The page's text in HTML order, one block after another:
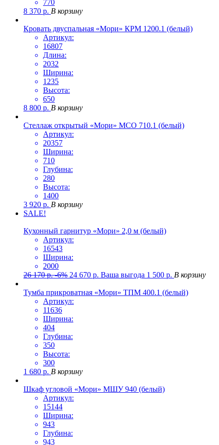
770
8 370 р. В корзину
Кровать двуспальная «Мори» КРМ 1200.1 (белый)
Артикул:
16807
Длина:
2032
Ширина:
1235
Высота:
650
8 800 р. В корзину
Стеллаж открытый «Мори» МСО 710.1 (белый)
Артикул:
20357
Ширина:
710
Глубина:
280
Высота:
1400
3 920 р. В корзину
SALE!
Кухонный гарнитур «Мори» 2,0 м (белый)
Артикул:
16543
Ширина:
2000
26 170р. -6% 24 670 р. Ваша выгода 1 500 р. В корзину
Тумба прикроватная «Мори» ТПМ 400.1 (белый)
Артикул:
11636
Ширина:
404
Глубина:
350
Высота:
300
1 680 р. В корзину
Шкаф угловой «Мори» МШУ 940 (белый)
Артикул:
15144
Ширина:
943
Глубина:
943